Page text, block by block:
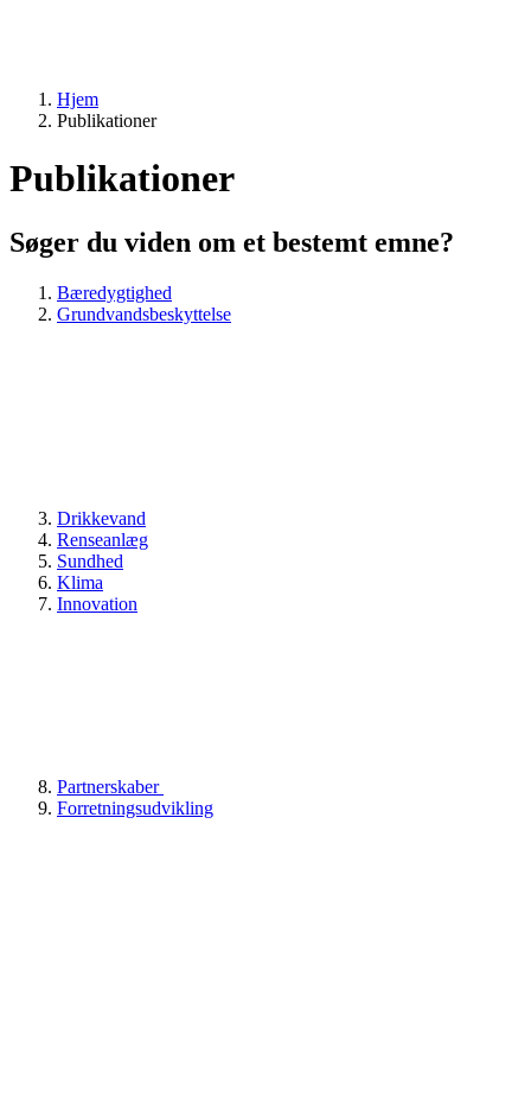
Hjem
Publikationer
Publikationer
Søger du viden om et bestemt emne?
Bæredygtighed
Grundvandsbeskyttelse
Drikkevand
Renseanlæg
Sundhed
Klima
Innovation
Partnerskaber
Forretningsudvikling